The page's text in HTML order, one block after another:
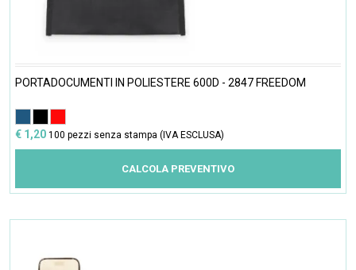
PORTADOCUMENTI IN POLIESTERE 600D - 2847 FREEDOM
€ 1,20 100 pezzi senza stampa (IVA ESCLUSA)
CALCOLA PREVENTIVO